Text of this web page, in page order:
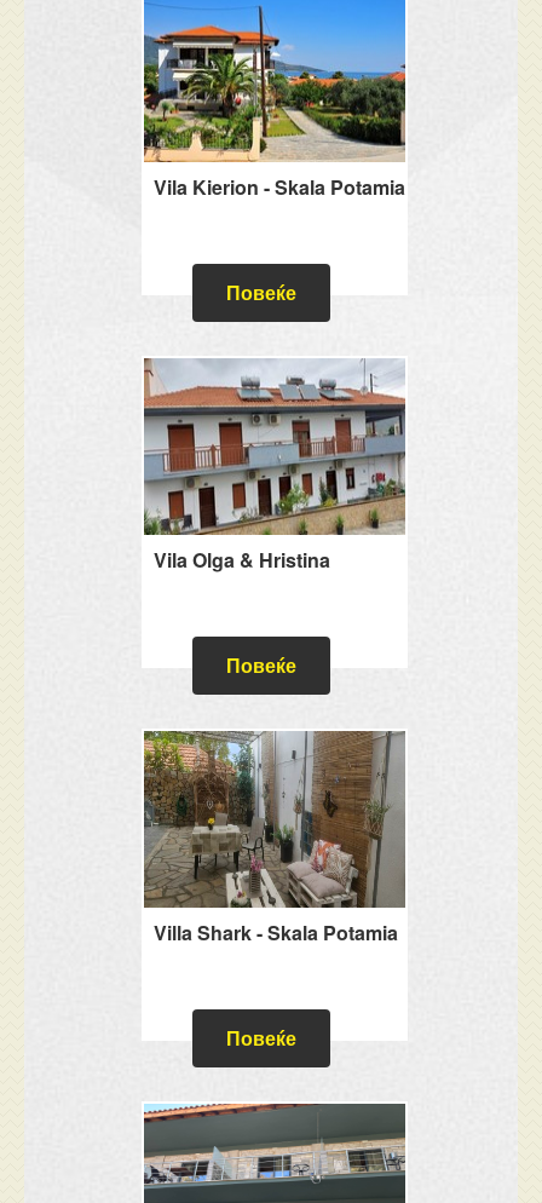
Vila Kierion - Skala Potamia
Повеќе
Vila Olga & Hristina
Повеќе
Villa Shark - Skala Potamia
Повеќе